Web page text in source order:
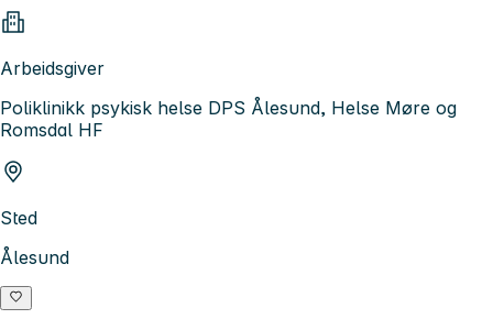
Arbeidsgiver
Poliklinikk psykisk helse DPS Ålesund, Helse Møre og
Romsdal HF
Sted
Ålesund